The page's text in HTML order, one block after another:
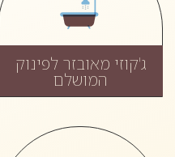
ג'קוזי מאובזר לפינוק
המושלם